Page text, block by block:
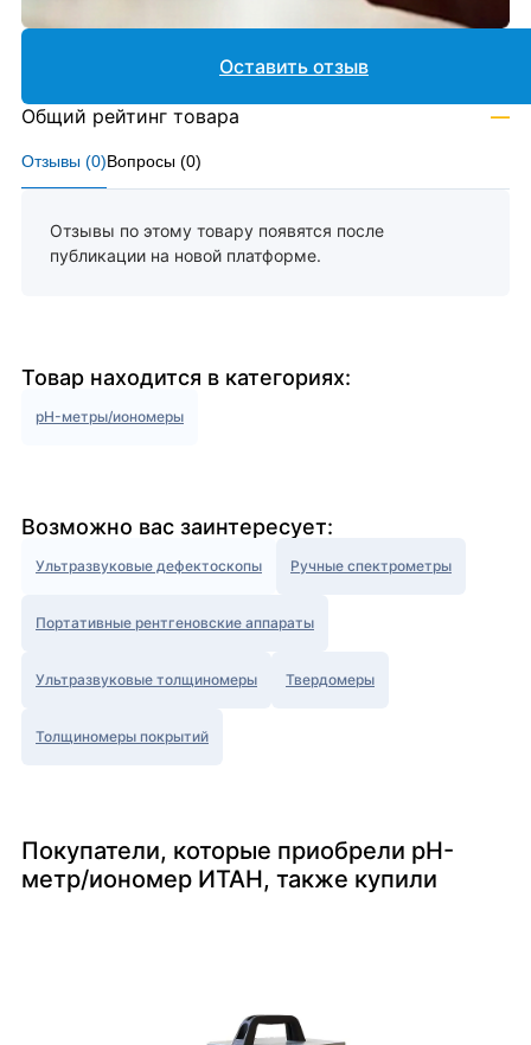
Отзывы (0)Вопросы (0)
Отзывы по этому товару появятся после
публикации на новой платформе.
Оставить отзыв
Общий рейтинг товара —
Товар находится в категориях:
pH-метры/иономеры
Возможно вас заинтересует:
Ультразвуковые дефектоскопы Ручные спектрометры
Портативные рентгеновские аппараты
Ультразвуковые толщиномеры Твердомеры
Толщиномеры покрытий
Покупатели, которые приобрели pH-
метр/иономер ИТАН, также купили